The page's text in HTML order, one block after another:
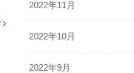
2022年11月
2022年10月
2022年9月